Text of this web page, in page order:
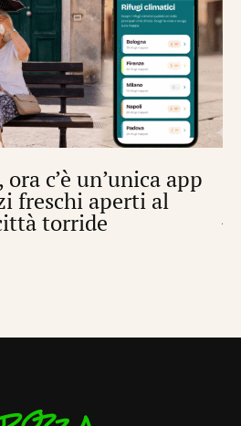
c’è un’unica app
freschi aperti al
torride